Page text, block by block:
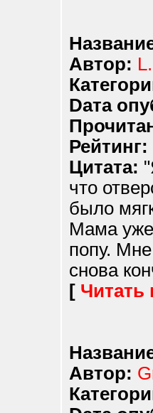
Автор:
Dата
Рейтинг:
Цитата:
что
было
Мама уже
попу.
снова
[ Читать
Автор: